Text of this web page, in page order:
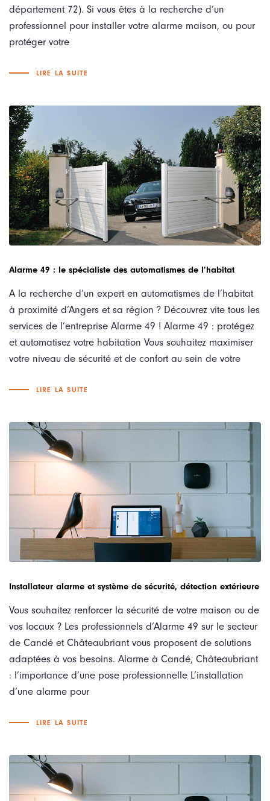
département 72). Si vous êtes à la recherche d’un
professionnel pour installer votre alarme maison, ou pour
protéger votre
LIRE LA SUITE
Alarme 49 : le spécialiste des automatismes de l’habitat
A la recherche d’un expert en automatismes de l’habitat
à proximité d’Angers et sa région ? Découvrez vite tous les
services de l’entreprise Alarme 49 ! Alarme 49 : protégez
et automatisez votre habitation Vous souhaitez maximiser
votre niveau de sécurité et de confort au sein de votre
LIRE LA SUITE
Installateur alarme et système de sécurité, détection extérieure
Vous souhaitez renforcer la sécurité de votre maison ou de
vos locaux ? Les professionnels d’Alarme 49 sur le secteur
de Candé et Châteaubriant vous proposent de solutions
adaptées à vos besoins. Alarme à Candé, Châteaubriant
: l’importance d’une pose professionnelle L’installation
d’une alarme pour
LIRE LA SUITE